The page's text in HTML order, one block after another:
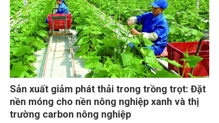
Sản xuất giảm phát thải trong trồng trọt: Đặt
nền móng cho nền nông nghiệp xanh và thị
trường carbon nông nghiệp